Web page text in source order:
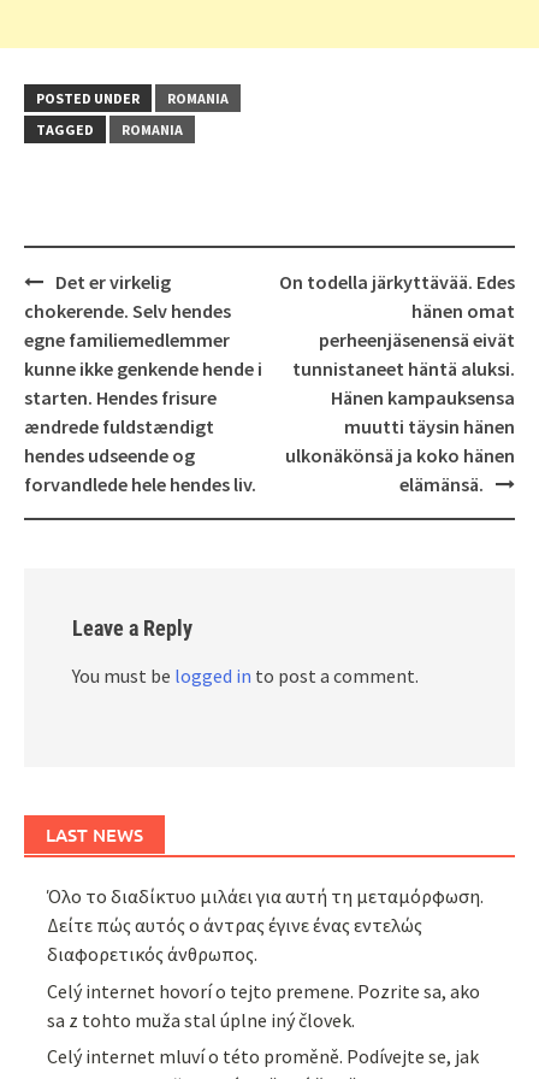
POSTED UNDER
ROMANIA
TAGGED
ROMANIA
Post
navigation
Det er virkelig
chokerende. Selv hendes
egne familiemedlemmer
kunne ikke genkende hende i
starten. Hendes frisure
ændrede fuldstændigt
hendes udseende og
forvandlede hele hendes liv.
On todella järkyttävää. Edes
hänen omat
perheenjäsenensä eivät
tunnistaneet häntä aluksi.
Hänen kampauksensa
muutti täysin hänen
ulkonäkönsä ja koko hänen
elämänsä.
Leave a Reply
You must be logged in to post a comment.
LAST NEWS
Όλο το διαδίκτυο μιλάει για αυτή τη μεταμόρφωση.
Δείτε πώς αυτός ο άντρας έγινε ένας εντελώς
διαφορετικός άνθρωπος.
Celý internet hovorí o tejto premene. Pozrite sa, ako
sa z tohto muža stal úplne iný človek.
Celý internet mluví o této proměně. Podívejte se, jak